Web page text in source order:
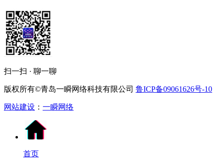
扫一扫 · 聊一聊
版权所有©青岛一瞬网络科技有限公司 鲁ICP备09061626号-10
网站建设 ： 一瞬网络
首页